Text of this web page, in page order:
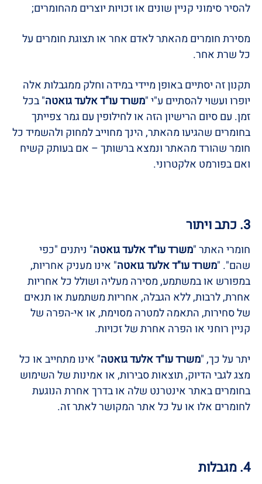
להסיר סימוני קניין שונים או זכויות יוצרים מהחומרים;
מסירת חומרים מהאתר לאדם אחר או תצוגת חומרים על
כל שרת אחר.
תקנון זה יסתיים באופן מיידי במידה וחלק ממגבלות אלה
יופרו ועשוי להסתיים ע"י "משרד עו"ד אלעד גואטה" בכל
זמן. עם סיום הרישיון הזה או לחילופין עם גמר צפייתך
בחומרים שהגיעו מהאתר, הינך מחוייב למחוק ולהשמיד כל
חומר שהורד מהאתר ונמצא ברשותך – אם בעותק קשיח
ואם בפורמט אלקטרוני.
3. כתב ויתור
חומרי האתר "משרד עו"ד אלעד גואטה" ניתנים "כפי
שהם". "משרד עו"ד אלעד גואטה" אינו מעניק אחריות,
במפורש או במשתמע, מסירה מעליה ושולל כל אחריות
אחרת, לרבות, ללא הגבלה, אחריות משתמעת או תנאים
של סחירות, התאמה למטרה מסוימת, או אי-הפרה של
קניין רוחני או הפרה אחרת של זכויות.
יתר על כך, "משרד עו"ד אלעד גואטה" אינו מתחייב או כל
מצג לגבי הדיוק, תוצאות סבירות, או אמינות של השימוש
בחומרים באתר אינטרנט שלה או בדרך אחרת הנוגעת
לחומרים אלו או על כל אתר המקושר לאתר זה.
4. מגבלות